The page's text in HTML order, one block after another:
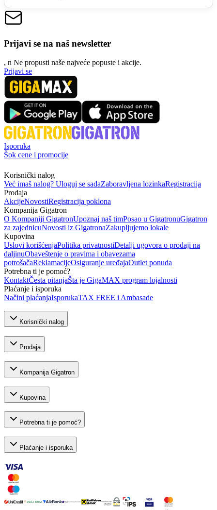
Prijavi se na naš newsletter
, n Ne propusti naše najveće popuste i akcije.
Prijavi se
Isporuka
Šok cene i promocije
Korisnički nalog
Već imaš nalog? Uloguj se sadaZaboravljena lozinkaRegistracija
Prodaja
AkcijeNovostiRegistracija poklona
Kompanija Gigatron
O Kompaniji GigatronUpoznaj naš timPosao u GigatronuGigatron
za zajednicuNovosti iz GigatronaZakupljujemo lokale
Kupovina
Uslovi korišćenjaPolitika privatnostiDetalji ugovora o prodaji na
daljinuObaveštenje o pravima i obavezama
potrošačaReklamacijeOsiguranje uređajaOutlet ponuda
Potrebna ti je pomoć?
KontaktČesta pitanjaŠta je GigaMAX program lojalnosti
Plaćanje i isporuka
Načini plaćanjaIsporukaTAX FREE i Ambasade
Korisnički nalog
Prodaja
Kompanija Gigatron
Kupovina
Potrebna ti je pomoć?
Plaćanje i isporuka